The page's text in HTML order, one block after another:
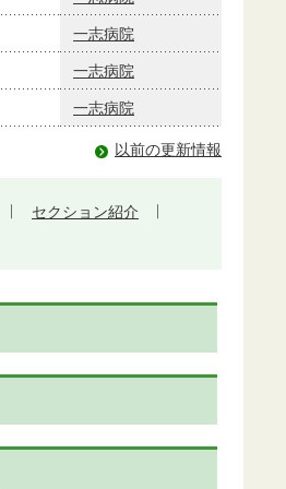
一志病院
一志病院
一志病院
以前の更新情報
セクション紹介